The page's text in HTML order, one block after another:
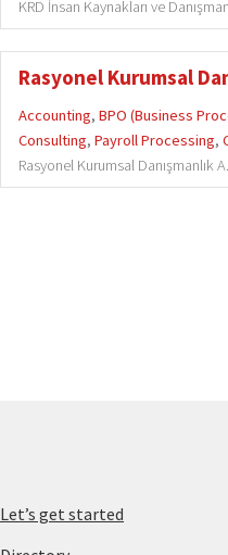
KRD İnsan Kaynakları ve
Rasyonel Kurumsal
Accounting,BPO (Business
Consulting,Payroll Processing,
Rasyonel Kurumsal Danışmanlık
Let’s get started